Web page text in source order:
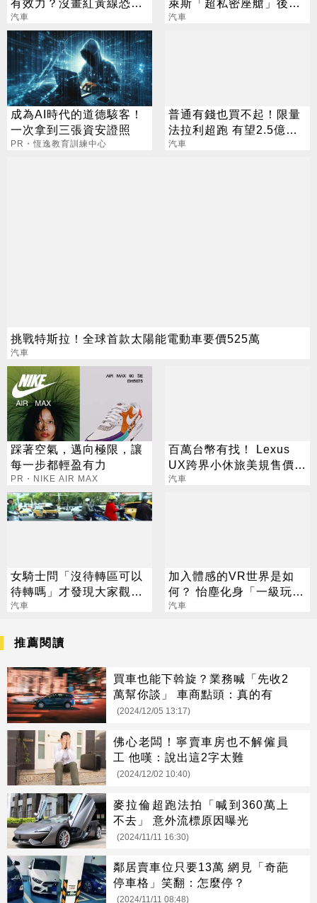
有效力？沒畫紅黃線恐觸
法
汽車
萊斯「超私密座艙」後座
有隔間！
汽車
成為AI時代的道德駭客！
一次拿到三張資安證照
PR・恆逸教育訓練中心
普通有錢也買不起！限量
法拉利超跑 有望2.5億賣
出
汽車
挑戰特斯拉！全球首款太陽能電動車要價525萬
汽車
踩著空氣，邁向極限，讓
每一步都輕盈有力
PR・NIKE AIR MAX
百萬台幣有找！ Lexus
UX跨界小休旅美規售價出
爐
汽車
女騎士問「沒待轉區可以
待轉嗎」才發現大家觀念
全錯！一張表詳解
汽車
加入體感的VR世界是如
何？ 怡塵化身「一級玩
家」帶你體驗
汽車
推薦閱讀
買車也能下斡旋？業務喊「先收2
萬幫你談」 車商點頭：真的有
(2024/12/05 13:17)
佛心老闆！寧賣車房也不解僱員
工 他嘆：說出這2字太難
(2024/12/02 10:40)
麥拉倫超跑法拍「喊到360萬上
不去」 意外流標原因曝光
(2024/11/11 16:30)
鄰居賣車位只要13萬 網見「奇葩
停車格」笑翻：怎麼停？
(2024/11/11 08:48)